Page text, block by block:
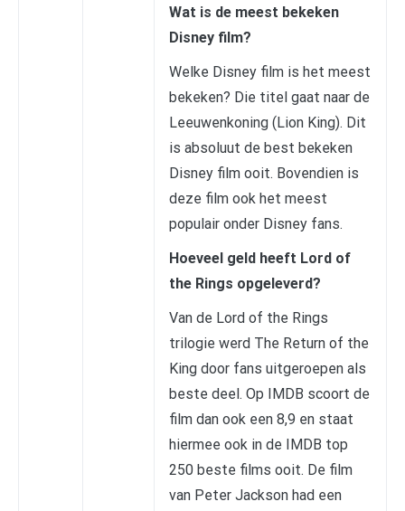
Wat is de meest bekeken
Disney film?
Welke Disney film is het meest
bekeken? Die titel gaat naar de
Leeuwenkoning (Lion King). Dit
is absoluut de best bekeken
Disney film ooit. Bovendien is
deze film ook het meest
populair onder Disney fans.
Hoeveel geld heeft Lord of
the Rings opgeleverd?
Van de Lord of the Rings
trilogie werd The Return of the
King door fans uitgeroepen als
beste deel. Op IMDB scoort de
film dan ook een 8,9 en staat
hiermee ook in de IMDB top
250 beste films ooit. De film
van Peter Jackson had een